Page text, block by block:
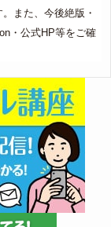
また、今後絶版・
・公式HP等をご確